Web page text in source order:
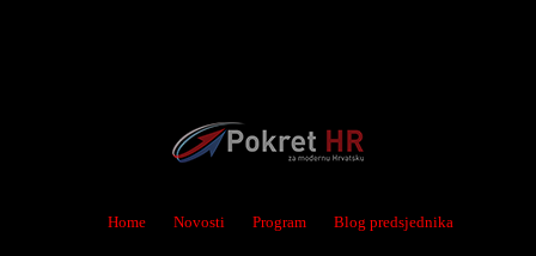
Home Novosti Program Blog predsjednika